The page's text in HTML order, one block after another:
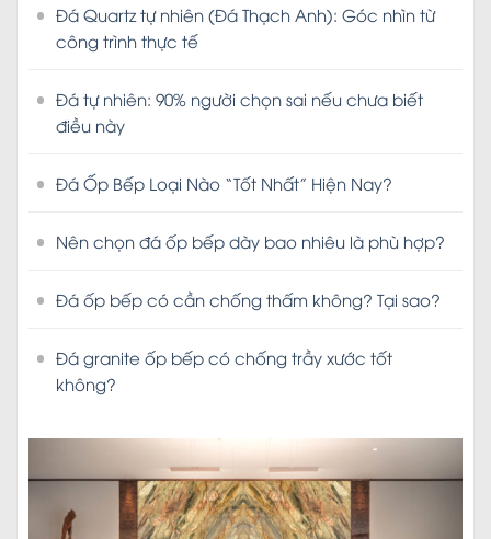
Đá Quartz tự nhiên (Đá Thạch Anh): Góc nhìn từ
công trình thực tế
Đá tự nhiên: 90% người chọn sai nếu chưa biết
điều này
Đá Ốp Bếp Loại Nào “Tốt Nhất” Hiện Nay?
Nên chọn đá ốp bếp dày bao nhiêu là phù hợp?
Đá ốp bếp có cần chống thấm không? Tại sao?
Đá granite ốp bếp có chống trầy xước tốt
không?